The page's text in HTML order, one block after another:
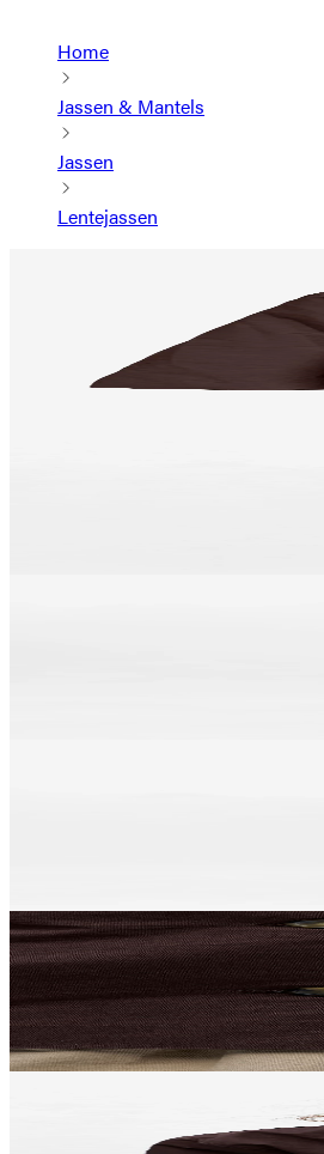
Home
Jassen & Mantels
Jassen
Lentejassen